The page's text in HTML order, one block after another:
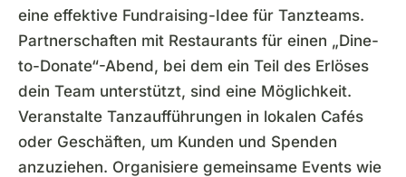
eine effektive Fundraising-Idee für Tanzteams.
Partnerschaften mit Restaurants für einen „Dine-
to-Donate“-Abend, bei dem ein Teil des Erlöses
dein Team unterstützt, sind eine Möglichkeit.
Veranstalte Tanzaufführungen in lokalen Cafés
oder Geschäften, um Kunden und Spenden
anzuziehen. Organisiere gemeinsame Events wie